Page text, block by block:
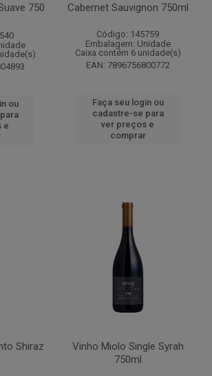
750
ou
e
Cabernet Sauvignon 750ml
Código: 145759
Embalagem: Unidade
Caixa contém 6 unidade(s)
EAN: 7896756800772
Faça seu login ou
cadastre-se para
ver preços e
comprar
Shiraz
Vinho Miolo Single Syrah
750ml